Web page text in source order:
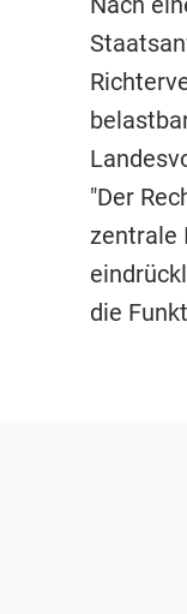
"Der
zentrale
die